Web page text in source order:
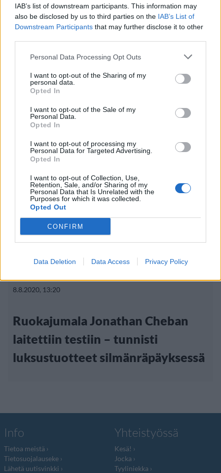
IAB’s list of downstream participants. This information may
also be disclosed by us to third parties on the IAB’s List of
Downstream Participants that may further disclose it to other
Personal Data Processing Opt Outs
I want to opt-out of the Sharing of my
personal data.
Opted In
I want to opt-out of the Sale of my
Personal Data.
Opted In
I want to opt-out of processing my
Personal Data for Targeted Advertising.
Opted In
I want to opt-out of Collection, Use,
Retention, Sale, and/or Sharing of my
Personal Data that Is Unrelated with the
Purposes for which it was collected.
Opted Out
CONFIRM
Data Deletion Data Access Privacy Policy
Finnairin lennoista osan lentää jatkossa
toinen lentoyhtiö – matkustajille tärkeä
rajoitus
vuoksi
Suolikaasun tuoksu levisi Spider-Man -
näytöksessä – yleisö poistui paikalta
Maailman eniten matkustaneet valitsivat
suosikkikohteensa – yllättävä voittaja
Lifestyle Ruoka Viihdeuutiset
8.8.2020, 13:20
Ruokajumala Jonathan Cheban
laitettiin testiin – tunnisti
luksustuotteet silmänräpäyksessä
Info
Tietoa meistä
Tietosuojalauseke
Lähetä uutisvinkki
Yhteistyössä
Kesä!
Jocka
Tyyliniekka